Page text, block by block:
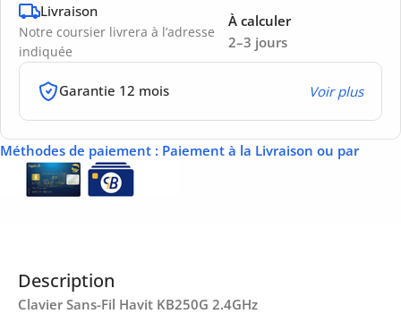
Livraison
Notre coursier livrera à l’adresse
indiquée
2–3 jours
À calculer
Garantie 12 mois Voir plus
Méthodes de paiement : Paiement à la Livraison ou par
Description
Clavier Sans-Fil Havit KB250G 2.4GHz